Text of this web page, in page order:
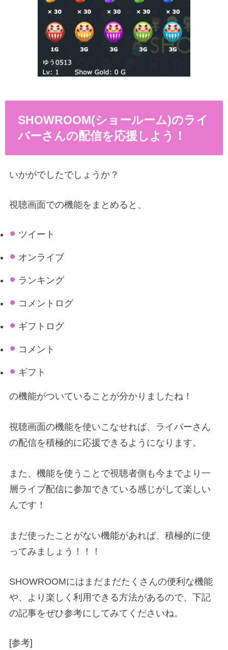
SHOWROOM(ショールーム)のライ
バーさんの配信を応援しよう！
いかがでしたでしょうか？
視聴画面での機能をまとめると、
ツイート
オンライブ
ランキング
コメントログ
ギフトログ
コメント
ギフト
の機能がついていることが分かりましたね！
視聴画面の機能を使いこなせれば、ライバーさん
の配信を積極的に応援できるようになります。
また、機能を使うことで視聴者側も今までより一
層ライブ配信に参加できている感じがして楽しい
んです！
まだ使ったことがない機能があれば、積極的に使
ってみましょう！！！
SHOWROOMにはまだまだたくさんの便利な機能
や、より楽しく利用できる方法があるので、下記
の記事をぜひ参考にしてみてくださいね。
[参考]